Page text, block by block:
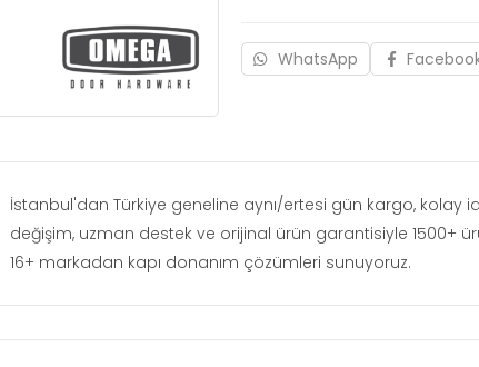
WhatsApp
İstanbul'dan Türkiye geneline aynı/ertesi gün kargo, kolay
değişim, uzman destek ve orijinal ürün garantisiyle 1500+
16+ markadan kapı donanım çözümleri sunuyoruz.